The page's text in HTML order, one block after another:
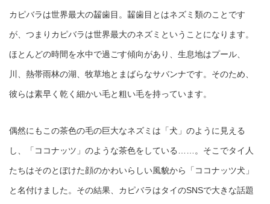
カピバラは世界最大の齧歯目。齧歯目とはネズミ類のことです
が、つまりカピバラは世界最大のネズミということになります。
ほとんどの時間を水中で過ごす傾向があり、生息地はプール、
川、熱帯雨林の湖、牧草地とまばらなサバンナです。そのため、
彼らは素早く乾く細かい毛と粗い毛を持っています。
偶然にもこの茶色の毛の巨大なネズミは「犬」のように見える
し、「ココナッツ」のような茶色をしている……。そこでタイ人
たちはそのとぼけた顔のかわいらしい風貌から「ココナッツ犬」
と名付けました。その結果、カピバラはタイのSNSで大きな話題